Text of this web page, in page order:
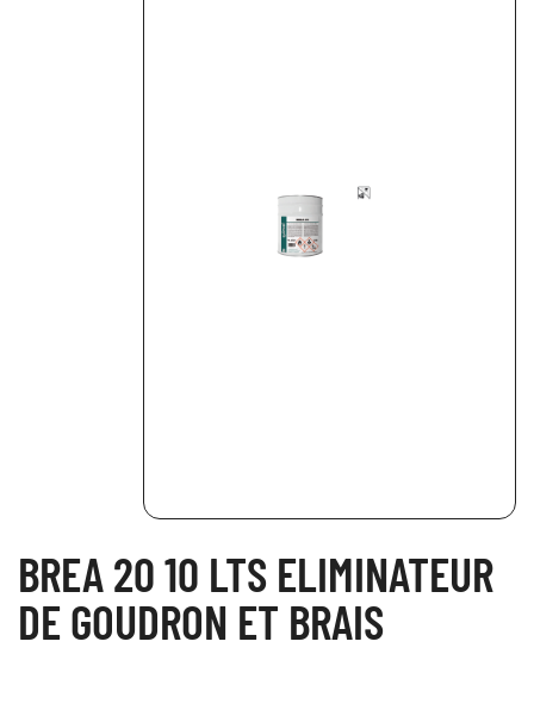
BREA 20 10 LTS ELIMINATEUR
DE GOUDRON ET BRAIS